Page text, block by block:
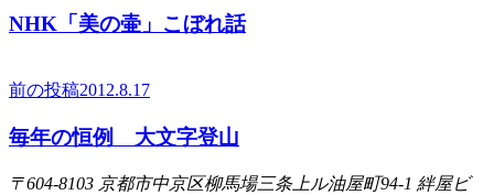
NHK「美の壷」こぼれ話
前の投稿2012.8.17
毎年の恒例 大文字登山
〒604-8103 京都市中京区柳馬場三条上ル油屋町94-1 絆屋ビ